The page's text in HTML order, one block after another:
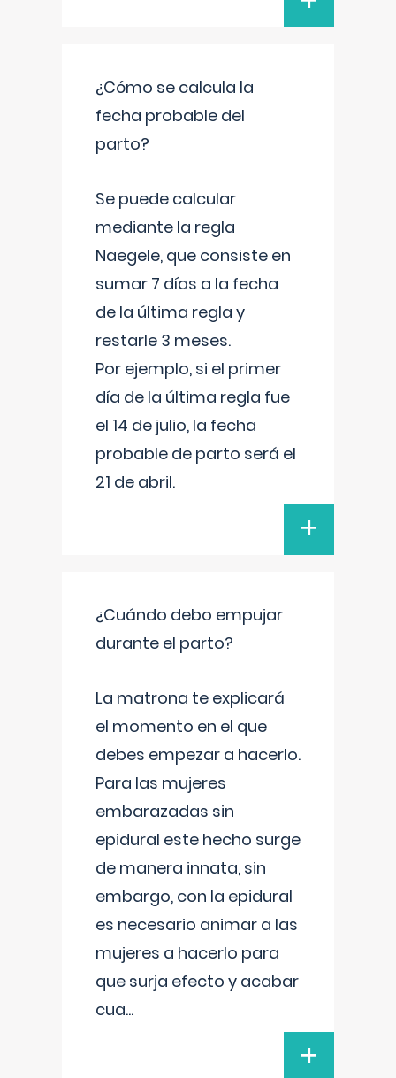
¿Cómo se calcula la
fecha probable del
parto?
Se puede calcular
mediante la regla
Naegele, que consiste en
sumar 7 días a la fecha
de la última regla y
restarle 3 meses.
Por ejemplo, si el primer
día de la última regla fue
el 14 de julio, la fecha
probable de parto será el
21 de abril.
+
¿Cuándo debo empujar
durante el parto?
La matrona te explicará
el momento en el que
debes empezar a hacerlo.
Para las mujeres
embarazadas sin
epidural este hecho surge
de manera innata, sin
embargo, con la epidural
es necesario animar a las
mujeres a hacerlo para
que surja efecto y acabar
cua...
+